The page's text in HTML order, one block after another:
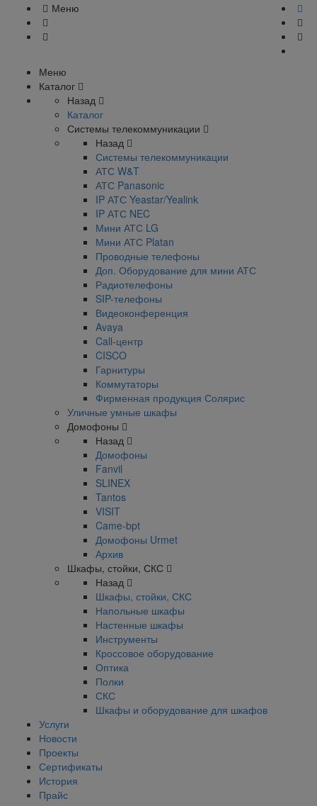
Меню
Меню
Каталог
Назад
Каталог
Системы телекоммуникации
Назад
Системы телекоммуникации
АТС W&T
АТС Panasonic
IP АТС Yeastar/Yealink
IP АТС NEC
Мини АТС LG
Мини АТС Platan
Проводные телефоны
Доп. Оборудование для мини АТС
Радиотелефоны
SIP-телефоны
Видеоконференция
Avaya
Call-центр
CISCO
Гарнитуры
Коммутаторы
Фирменная продукция Солярис
Уличные умные шкафы
Домофоны
Назад
Домофоны
Fanvil
SLINEX
Tantos
VISIT
Came-bpt
Домофоны Urmet
Архив
Шкафы, стойки, СКС
Назад
Шкафы, стойки, СКС
Напольные шкафы
Настенные шкафы
Инструменты
Кроссовое оборудование
Оптика
Полки
СКС
Шкафы и оборудование для шкафов
Услуги
Новости
Проекты
Сертификаты
История
Прайс